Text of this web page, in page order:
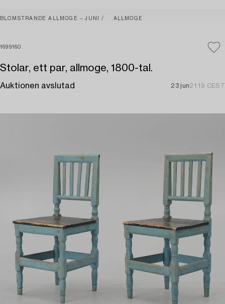
BLOMSTRANDE ALLMOGE – JUNI ALLMOGE
1699160
Stolar, ett par, allmoge, 1800-tal.
Auktionen avslutad 23 jun21:19 CEST